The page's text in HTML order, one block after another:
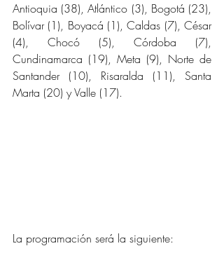
Antioquia (38), Atlántico (3), Bogotá (23),
Bolívar (1), Boyacá (1), Caldas (7), César
(4), Chocó (5), Córdoba (7),
Cundinamarca (19), Meta (9), Norte de
Santander (10), Risaralda (11), Santa
Marta (20) y Valle (17).
La programación será la siguiente: